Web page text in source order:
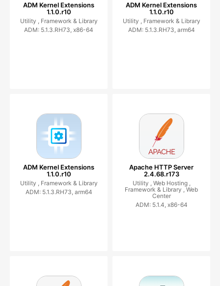
ADM Kernel Extensions
1.1.0.r10
Utility , Framework & Library
ADM: 5.1.3.RH73, x86-64
ADM Kernel Extensions
1.1.0.r10
Utility , Framework & Library
ADM: 5.1.3.RH73, arm64
ADM Kernel Extensions
1.1.0.r10
Utility , Framework & Library
ADM: 5.1.3.RH73, arm64
Apache HTTP Server
2.4.68.r173
Utility , Web Hosting ,
Framework & Library ,Web
Center
ADM: 5.1.4, x86-64